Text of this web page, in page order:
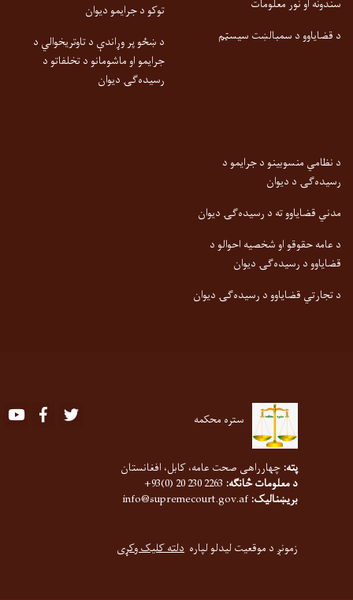
سندونه او نور معلومات
د قضایاوو د سمبالښت سیسټم
توکو د جرایمو دیوان
د ښځو پر وړاندې د تاوتریخوالي د
جرایمو او ماشومانو د تخلفاتو د
رسیده‌ګۍ دیوان
د نظامي منسوبینو د جرایمو د
رسیده‌ګۍ د دیوان
مدني قضایاوو ته د رسیده‌ګۍ دیوان
د عامه حقوقو او شخصیه احوالو د
قضایاوو د رسیده‌ګۍ دیوان
د تجارتي قضایاوو د رسیده‌ګۍ دیوان
ستره محکمه Youtube Facebook
پته: چهارراهی صحت عامه، کابل، افغانستان
د معلومات څانګه: 2263 230 20 (0)93+
بریښنالیک: info@supremecourt.gov.af
زمونږ د موقعیت لیدلو لپاره دلته کلیک وکړی